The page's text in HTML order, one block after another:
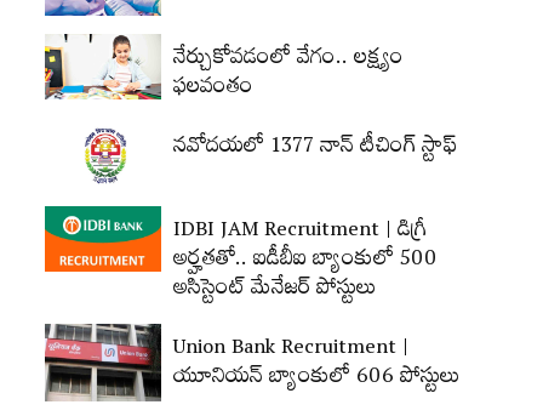
నేర్చుకోవడంలో వేగం.. లక్ష్యం
ఫలవంతం
నవోదయలో 1377 నాన్‌ టీచింగ్‌ స్టాఫ్‌
IDBI JAM Recruitment | డిగ్రీ
అర్హ‌త‌తో.. ఐడీబీఐ బ్యాంకులో 500
అసిస్టెంట్‌ మేనేజర్‌ పోస్టులు
Union Bank Recruitment |
యూనియన్ బ్యాంకులో 606 పోస్టులు